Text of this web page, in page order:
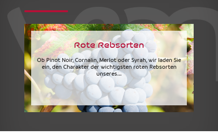
Rote Rebsorten
Ob Pinot Noir, Cornalin, Merlot oder Syrah, wir laden Sie
ein, den Charakter der wichtigsten roten Rebsorten
unseres...